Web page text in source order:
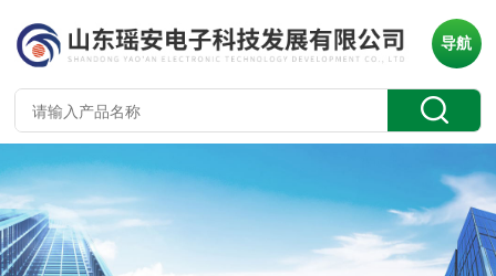
导航